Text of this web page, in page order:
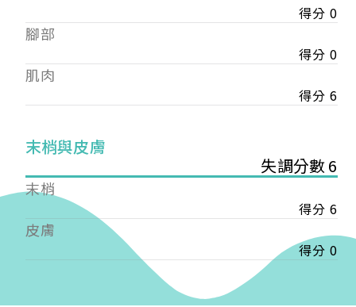
得分 0
腳部
得分 0
肌肉
得分 6
末梢與皮膚
失調分數 6
末梢
得分 6
皮膚
得分 0
【會費】
入會費新臺幣1200元，於會員入會時繳納；常年會
費1200元，於每年度繳納。
入會費新臺幣3000元，於會員入會時繳納；常年會
費3000元，於每年度繳納。
戶名: 社團法人台灣自律神經健康培訓暨發展協會
帳號: 003-03-501566-2
銀行: (013) 國泰世華 南京東路分行